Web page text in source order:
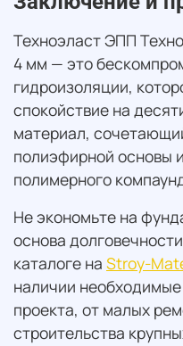
Техноэласт ЭПП
4 мм — это
гидроизоляции,
спокойствие на
материал,
полиэфирной основы
полимерного
Не экономьте на
основа
каталоге на Stroy-
наличии
проекта, от малых
строительства